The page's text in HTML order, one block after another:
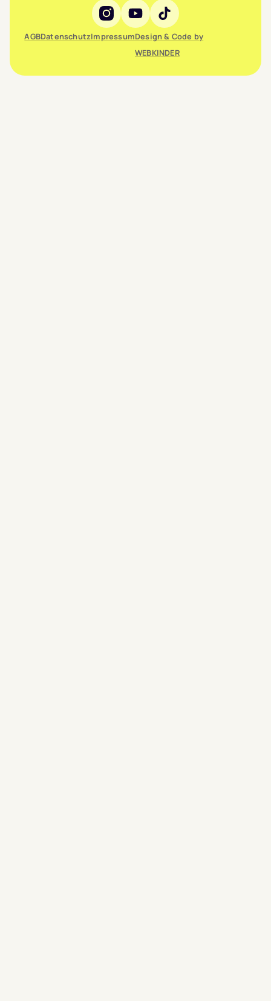
Social Media
AGBDatenschutzImpressumDesign & Code by
WEBKINDER